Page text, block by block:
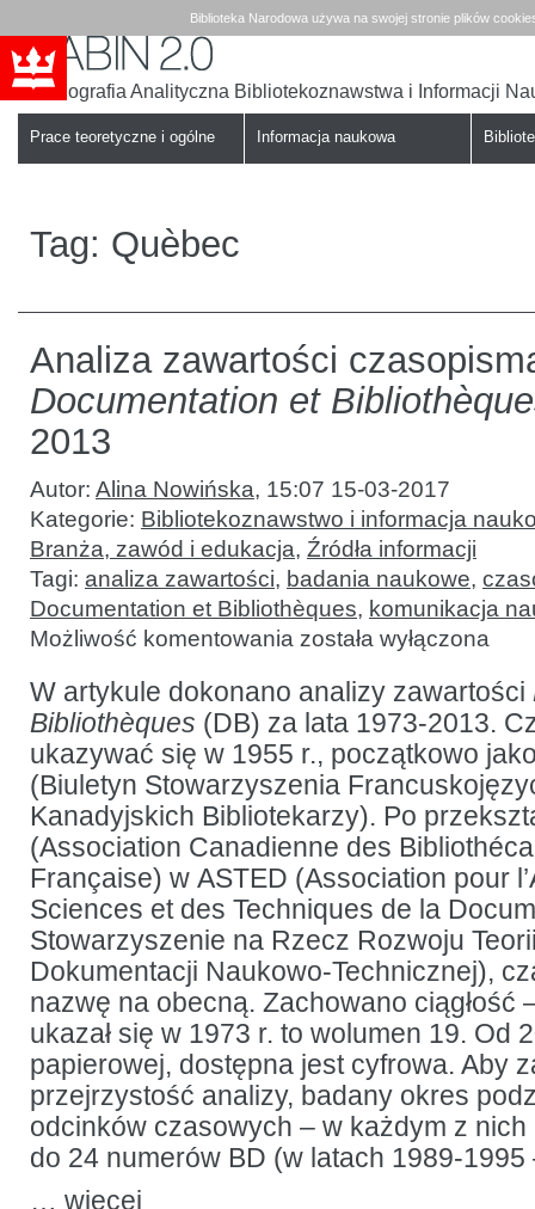
Biblioteka Narodowa używa na swojej stronie plików
Babin
Bibliografia Analityczna Bibliotekoznawstwa i Informacji
Prace teoretyczne i ogólne Informacja naukowa
Tag: Quèbec
Analiza zawartości
Documentation et
2013
Autor: Alina Nowińska, 15:07 15-03-2017
Kategorie: Bibliotekoznawstwo i informacja
Branża, zawód i edukacja, Źródła informacji
Tagi: analiza zawartości, badania naukowe,
Documentation et Bibliothèques, komunikacja
Możliwość komentowania Analiza
zawartości
Documentation
et
Bibliothèques
1973-
2013
została wyłączona
W artykule dokonano analizy zawartości
Bibliothèques (DB) za lata 1973-2013.
ukazywać się w 1955 r., początkowo
(Biuletyn Stowarzyszenia
Kanadyjskich Bibliotekarzy). Po
(Association Canadienne des
Française) w ASTED (Association pour
Sciences et des Techniques de la
Stowarzyszenie na Rzecz Rozwoju
Dokumentacji Naukowo-Technicznej),
nazwę na obecną. Zachowano ciągłość
ukazał się w 1973 r. to wolumen 19. Od
papierowej, dostępna jest cyfrowa. Aby
przejrzystość analizy, badany okres
odcinków czasowych – w każdym z nich
do 24 numerów BD (w latach 1989-
… więcej